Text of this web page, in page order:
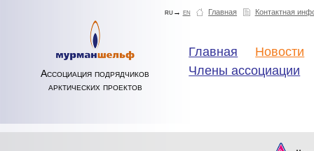
Ассоциация подрядчиков
арктических проектов
Контактная
Главная
ru→ en
Главная
Новости
Члены ассоциации